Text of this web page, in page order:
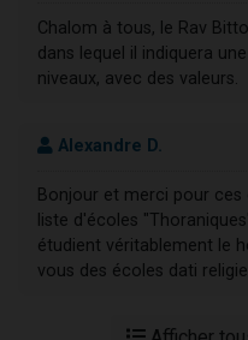
Chalom à tous, le Rav
dans lequel il indiquera
niveaux, avec des valeurs.
Alexandre D.
Bonjour et merci pour ces
liste d'écoles
étudient véritablement le
vous des écoles dati